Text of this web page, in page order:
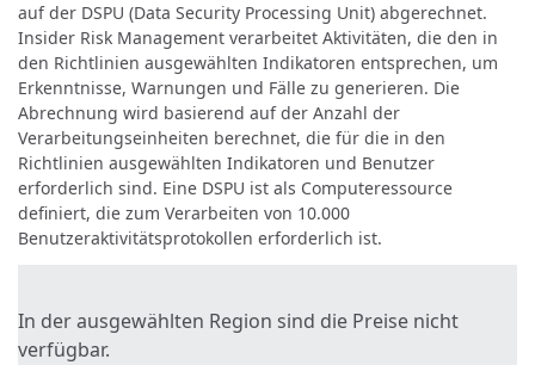
auf der DSPU (Data Security Processing Unit) abgerechnet.
Insider Risk Management verarbeitet Aktivitäten, die den in
den Richtlinien ausgewählten Indikatoren entsprechen, um
Erkenntnisse, Warnungen und Fälle zu generieren. Die
Abrechnung wird basierend auf der Anzahl der
Verarbeitungseinheiten berechnet, die für die in den
Richtlinien ausgewählten Indikatoren und Benutzer
erforderlich sind. Eine DSPU ist als Computeressource
definiert, die zum Verarbeiten von 10.000
Benutzeraktivitätsprotokollen erforderlich ist.
In der ausgewählten Region sind die Preise nicht
verfügbar.